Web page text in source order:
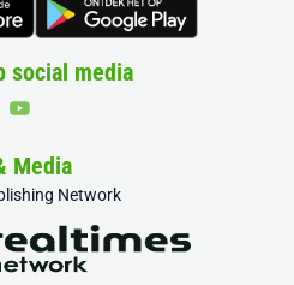
social media
Media
Network